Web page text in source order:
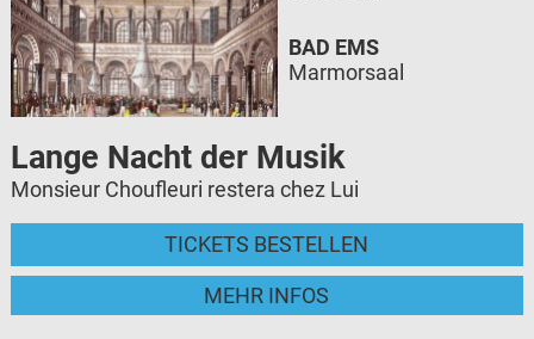
Lange Nacht der Musik
Monsieur Choufleuri restera chez Lui
TICKETS BESTELLEN
MEHR INFOS
BAD EMS
Marmorsaal